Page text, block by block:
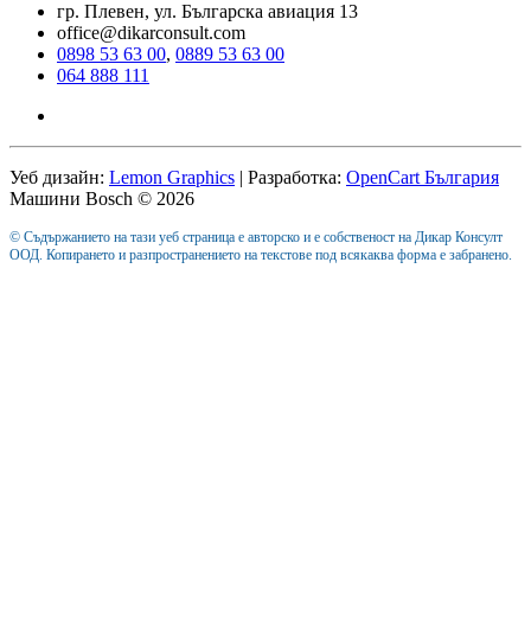
гр. Плевен, ул. Българска авиация 13
office@dikarconsult.com
0898 53 63 00, 0889 53 63 00
064 888 111
Уеб дизайн: Lemon Graphics | Разработка: OpenCart България
Машини Bosch © 2026
© Съдържанието на тази уеб страница е авторско и е собственост на Дикар Консулт
ООД. Копирането и разпространението на текстове под всякаква форма е забранено.